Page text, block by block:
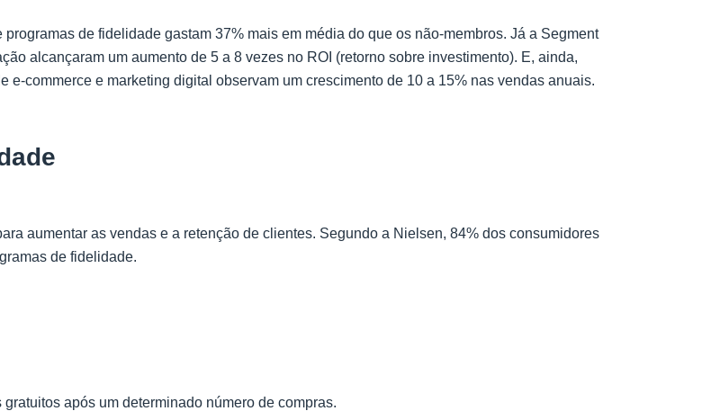
de fidelidade gastam 37% mais em média do que os não-membros. Já a Segment
alcançaram um aumento de 5 a 8 vezes no ROI (retorno sobre investimento). E, ainda,
commerce e marketing digital observam um crescimento de 10 a 15% nas vendas anuais.
aumentar as vendas e a retenção de clientes. Segundo a Nielsen, 84% dos consumidores
de fidelidade.
após um determinado número de compras.